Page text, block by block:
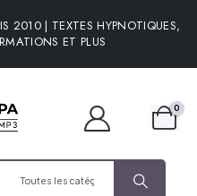
2010 | TEXTES HYPNOTIQUES,
ET PLUS
0